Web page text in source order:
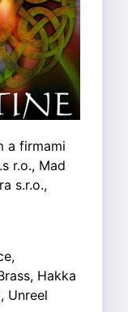
a firmami
r.o., Mad
s.r.o.,
Hakka
Unreel